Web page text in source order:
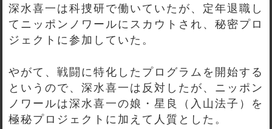
深水喜一は科捜研で働いていたが、定年退職し
てニッポンノワールにスカウトされ、秘密プロ
ジェクトに参加していた。
やがて、戦闘に特化したプログラムを開始する
というので、深水喜一は反対したが、ニッポン
ノワールは深水喜一の娘・星良（入山法子）を
極秘プロジェクトに加えて人質とした。